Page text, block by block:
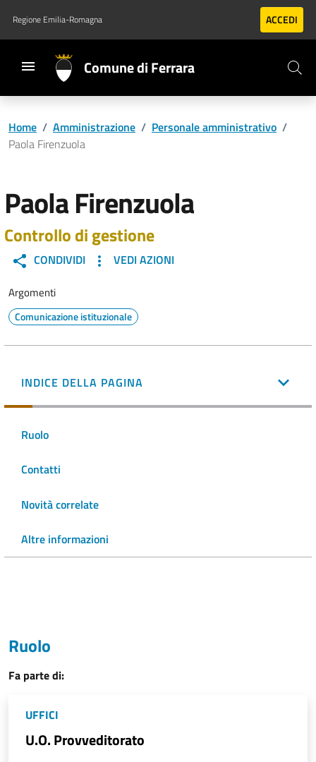
Vai al contenuto principale
Vai al footer
Regione Emilia-Romagna ACCEDI
Comune di Ferrara
Home / Amministrazione / Personale amministrativo /
Paola Firenzuola
Paola Firenzuola
Controllo di gestione
CONDIVIDI VEDI AZIONI
Argomenti
Comunicazione istituzionale
INDICE DELLA PAGINA
Ruolo
Contatti
Novità correlate
Altre informazioni
Ruolo
Fa parte di:
UFFICI
U.O. Provveditorato